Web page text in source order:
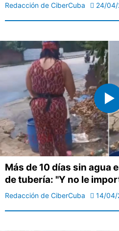
Redacción de CiberCuba 24/
Más de 10 días sin agua
de tubería: "Y no le
Redacción de CiberCuba 14/04/